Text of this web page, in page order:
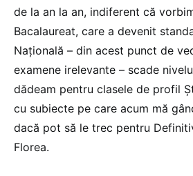
de la an la an, indiferent că
Bacalaureat, care a devenit
Națională – din acest punct de
examene irelevante – scade
dădeam pentru clasele de profil
cu subiecte pe care acum mă
dacă pot să le trec pentru
Florea.